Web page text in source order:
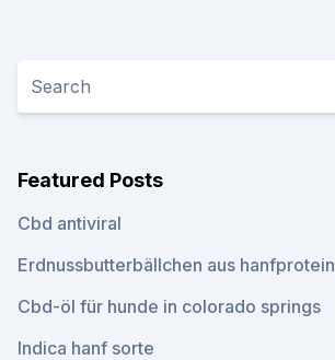
Featured Posts
Cbd antiviral
Erdnussbutterbällchen aus hanfprotein
Cbd-öl für hunde in colorado springs
Indica hanf sorte